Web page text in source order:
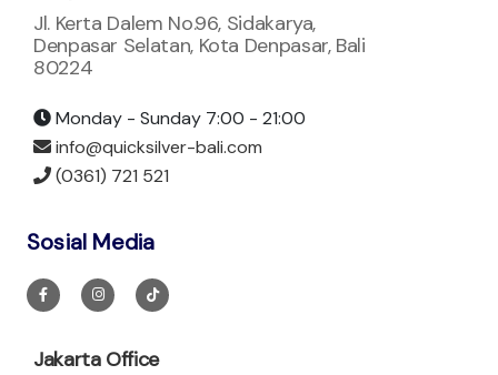
Jl. Kerta Dalem No.96, Sidakarya,
Denpasar Selatan, Kota Denpasar, Bali
80224
Monday - Sunday 7:00 - 21:00
info@quicksilver-bali.com
(0361) 721 521
Sosial Media
Jakarta Office